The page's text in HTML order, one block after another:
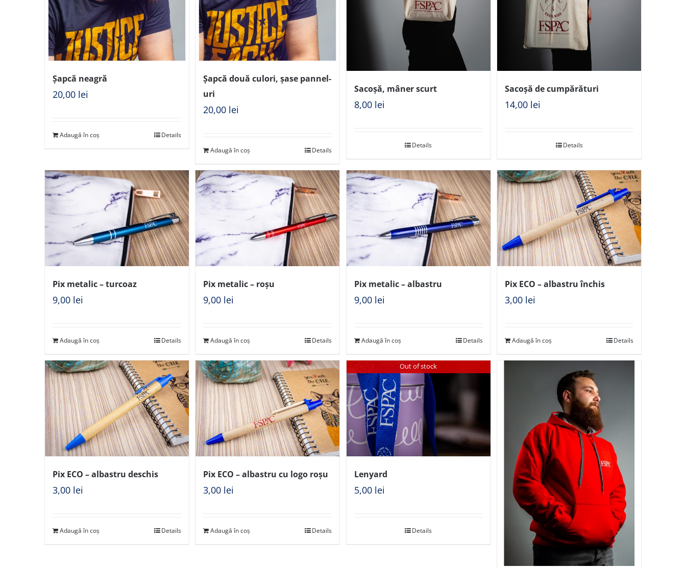
Șapcă neagră
20,00 lei
Adaugă în coș Details
Șapcă două culori, șase pannel-
uri
20,00 lei
Adaugă în coș Details
Sacoșă, mâner scurt
8,00 lei
Details
Sacoșă de cumpărături
14,00 lei
Details
Pix metalic – turcoaz
9,00 lei
Adaugă în coș Details
Pix metalic – roșu
9,00 lei
Adaugă în coș Details
Pix metalic – albastru
9,00 lei
Adaugă în coș Details
Pix ECO – albastru închis
3,00 lei
Adaugă în coș Details
Pix ECO – albastru deschis
3,00 lei
Adaugă în coș Details
Pix ECO – albastru cu logo roșu
3,00 lei
Adaugă în coș Details
Out of stock
Lenyard
5,00 lei
Details